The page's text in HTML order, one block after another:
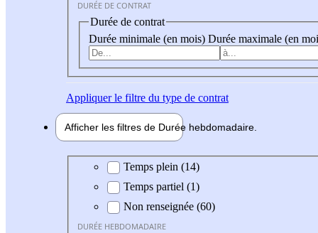
DURÉE DE CONTRAT
Durée de contrat
Durée minimale (en mois) Durée maximale (en
Appliquerle filtre du type de contrat
Afficher les filtres de Durée hebdomadaire
Durée hebdomadaire
Temps plein (14)
Temps partiel (1)
Non renseignée (60)
DURÉE HEBDOMADAIRE